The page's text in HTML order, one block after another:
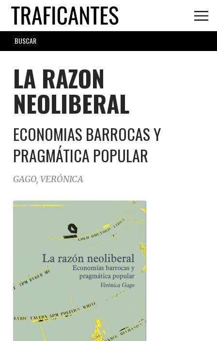
Skip
main
content
SEARCH
FORM
LA RAZON
NEOLIBERAL
ECONOMIAS BARROCAS Y
PRAGMÁTICA POPULAR
GAGO, VERÓNICA